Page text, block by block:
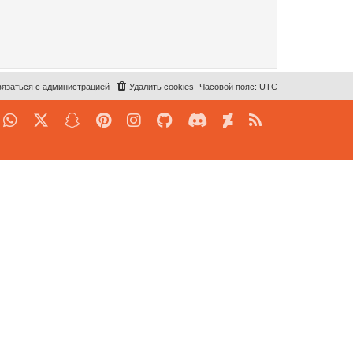
Часовой пояс: UTC
Удалить cookies
с администрацией